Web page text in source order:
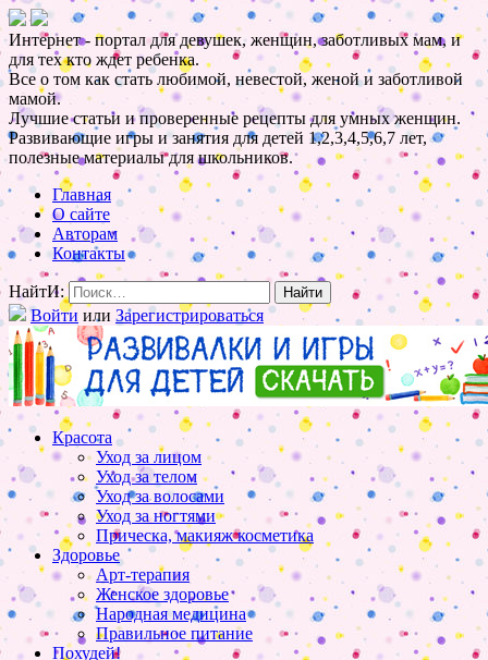
Интернет - портал для девушек, женщин, заботливых мам, и
для тех кто ждет ребенка.
Все о том как стать любимой, невестой, женой и заботливой
мамой.
Лучшие статьи и проверенные рецепты для умных женщин.
Развивающие игры и занятия для детей 1,2,3,4,5,6,7 лет,
полезные материалы для школьников.
Главная
О сайте
Авторам
Контакты
НайтИ:
Войти или Зарегистрироваться
Красота
Уход за лицом
Уход за телом
Уход за волосами
Уход за ногтями
Прическа, макияж косметика
Здоровье
Арт-терапия
Женское здоровье
Народная медицина
Правильное питание
Похудей!